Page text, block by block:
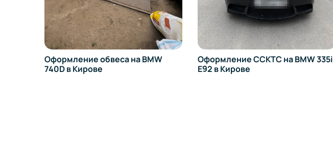
Оформление обвеса на BMW
740D в Кирове
Оформление ССКТС на BMW 335i
E92 в Кирове